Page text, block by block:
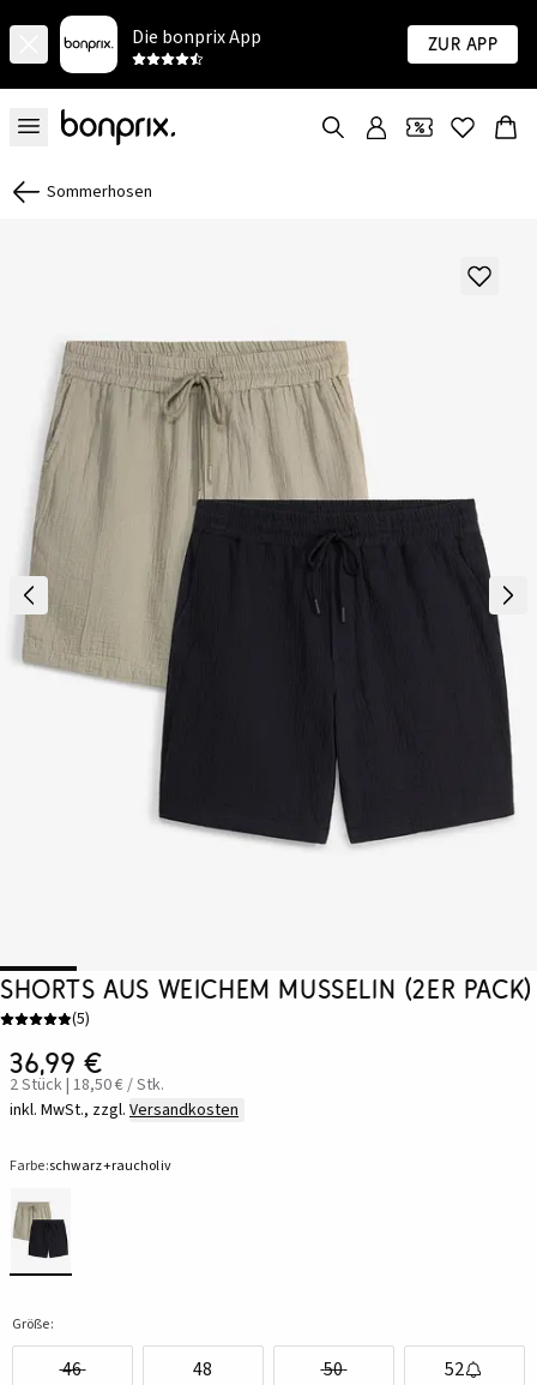
Die bonprix App Zur App
Sommerhosen
Shorts aus weichem Musselin (2er Pack)
(5)
36,99 €
2 Stück | 18,50 € / Stk.
inkl. MwSt., zzgl. Versandkosten
Farbe:schwarz+raucholiv
Größe:
46 48 50 52